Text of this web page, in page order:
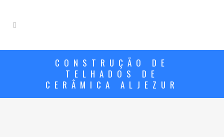
CONSTRUÇÃO DE
TELHADOS DE
CERÂMICA ALJEZUR